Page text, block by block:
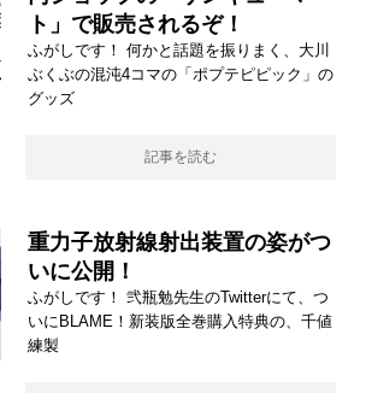
ト」で販売されるぞ！
ふがしです！ 何かと話題を振りまく、大川
ぶくぶの混沌4コマの「ポプテピピック」の
グッズ
記事を読む
重力子放射線射出装置の姿がつ
いに公開！
ふがしです！ 弐瓶勉先生のTwitterにて、つ
いにBLAME！新装版全巻購入特典の、千値
練製